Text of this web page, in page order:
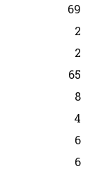
69
2
2
65
8
4
6
6